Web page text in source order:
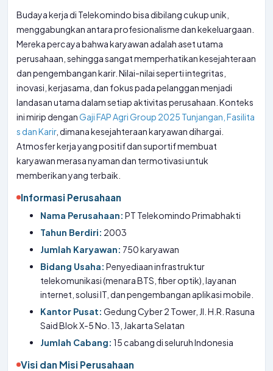
Budaya kerja di Telekomindo bisa dibilang cukup unik,
menggabungkan antara profesionalisme dan kekeluargaan.
Mereka percaya bahwa karyawan adalah aset utama
perusahaan, sehingga sangat memperhatikan kesejahteraan
dan pengembangan karir. Nilai-nilai seperti integritas,
inovasi, kerjasama, dan fokus pada pelanggan menjadi
landasan utama dalam setiap aktivitas perusahaan. Konteks
ini mirip denganGaji FAP Agri Group 2025 Tunjangan, Fasilita
s dan Karir, dimana kesejahteraan karyawan dihargai.
Atmosfer kerja yang positif dan suportif membuat
karyawan merasa nyaman dan termotivasi untuk
memberikan yang terbaik.
Informasi Perusahaan
Nama Perusahaan: PT Telekomindo Primabhakti
Tahun Berdiri: 2003
Jumlah Karyawan: 750 karyawan
Bidang Usaha: Penyediaan infrastruktur
telekomunikasi (menara BTS, fiber optik), layanan
internet, solusi IT, dan pengembangan aplikasi mobile.
Kantor Pusat: Gedung Cyber 2 Tower, Jl. H.R. Rasuna
Said Blok X-5 No. 13, Jakarta Selatan
Jumlah Cabang: 15 cabang di seluruh Indonesia
Visi dan Misi Perusahaan